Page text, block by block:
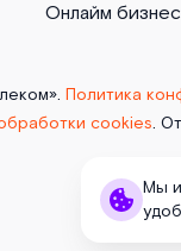
Онлайм
Политика
cookies.
Мы